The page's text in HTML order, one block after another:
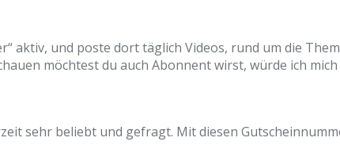
aktiv, und poste dort täglich Videos, rund um die
möchtest du auch Abonnent wirst, würde ich
sehr beliebt und gefragt. Mit diesen